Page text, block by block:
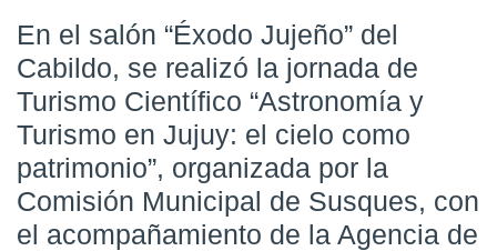
En el salón “Éxodo Jujeño” del
Cabildo, se realizó la jornada de
Turismo Científico “Astronomía y
Turismo en Jujuy: el cielo como
patrimonio”, organizada por la
Comisión Municipal de Susques, con
el acompañamiento de la Agencia de